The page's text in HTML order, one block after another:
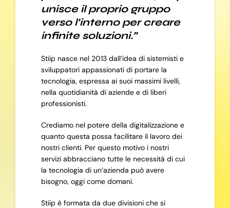
unisce il proprio gruppo
verso l’interno per creare
infinite soluzioni.”
Stiip nasce nel 2013 dall’idea di sistemisti e
sviluppatori appassionati di portare la
tecnologia, espressa ai suoi massimi livelli,
nella quotidianità di aziende e di liberi
professionisti.
Crediamo nel potere della digitalizzazione e
quanto questa possa facilitare il lavoro dei
nostri clienti. Per questo motivo i nostri
servizi abbracciano tutte le necessità di cui
la tecnologia di un’azienda può avere
bisogno, oggi come domani.
Stiip è formata da due divisioni che si